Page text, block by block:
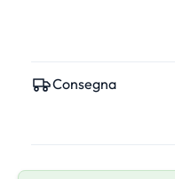
Consegna